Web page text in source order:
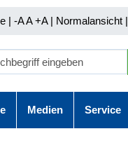
| -A A+A | Normalansicht |
Medien Service